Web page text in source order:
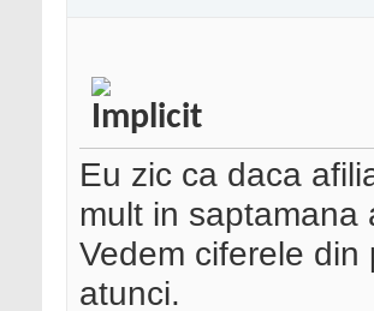
Eu zic ca daca
mult in
Vedem ciferele din
atunci.